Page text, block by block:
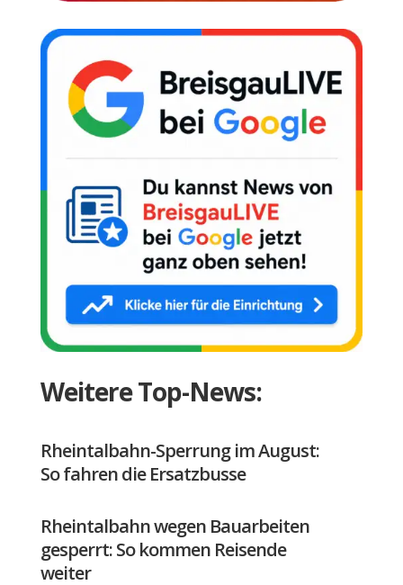
Weitere Top-News:
Rheintalbahn-Sperrung im August:
So fahren die Ersatzbusse
Rheintalbahn wegen Bauarbeiten
gesperrt: So kommen Reisende
weiter